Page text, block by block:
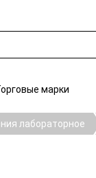
марки
лабораторное